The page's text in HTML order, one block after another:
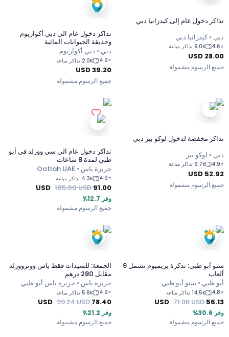
تذاكر دخول عام إلى كيدزانيا دبي
دبي • كيدزانيا دبي
⭐
4.6 9.0K تذاكر مباعة
28.00
USD
جميع الرسوم مشمولة
تذاكر دخول عام الي دبي أكواريوم
وحديقة الحيوانات المائية
دبي • دبي أكواريوم
⭐
4.9 2.0K تذاكر مباعة
39.20
USD
جميع الرسوم مشمولة
تذاكر مخفضة لدخول لوكو بير دبي
دبي • لوكو بير
⭐
4.9 6.7K تذاكر مباعة
52.92
USD
جميع الرسوم مشمولة
تذاكر دخول عام الي سي وورلد في اْبو
ظبي لمدة 8 ساعات
جزيرة ياس • Ootlah UAE
⭐
4.9 4.3K تذاكر مباعة
91.00
USD 105.00USD
جميع الرسوم مشمولة
وفر 12.7%
سنو أبو ظبي: تذكرة بريميوم تشمل 9
ألعاب
أبو ظبي • سنو أبو ظبي
⭐
4.8 14.5K تذاكر مباعة
56.13
USD 71.96USD
جميع الرسوم مشمولة
وفر 30.6%
الجمعة: للسيدات فقط ياس ووتروورلد
مقابل 280 درهم
جزيرة ياس • جزيرة ياس أبو ظبي
⭐
4.9 5.8K تذاكر مباعة
78.40
USD 99.24USD
جميع الرسوم مشمولة
وفر 21.2%